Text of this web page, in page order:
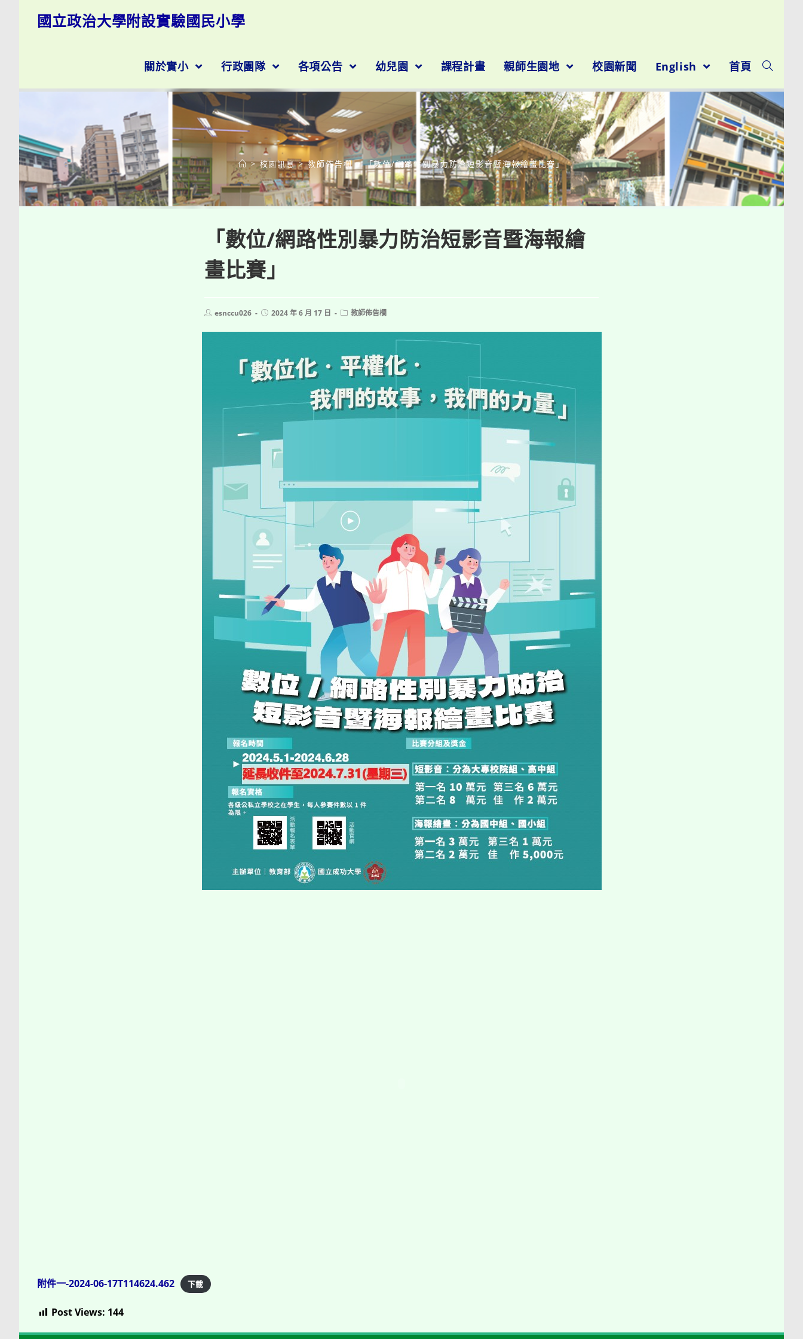
國立政治大學附設實驗國民小學
關於實小 行政團隊 各項公告 幼兒園 課程計畫 親師生園地 校園新聞 English 首頁
部落格
> 校園訊息 > 教師佈告欄 > 「數位/網路性別暴力防治短影音暨海報繪畫比賽」
「數位/網路性別暴力防治短影音暨海報繪
畫比賽」
Postesnccu026
Post2024 年 6 月 17 日
Post教師佈告欄
附件一-2024-06-17T114624.462 下載
Post Views: 144